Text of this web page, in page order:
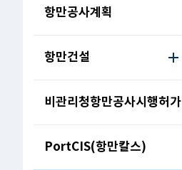
항만공사계획
항만건설
비관리청항만공사시행허가
PortCIS(항만칼스)